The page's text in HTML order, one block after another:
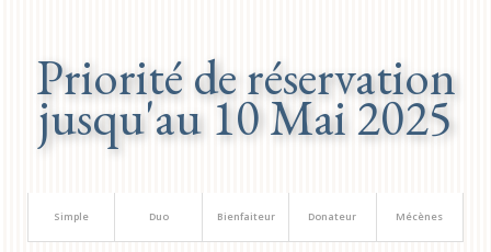
Priorité de réservation
jusqu'au 10 Mai 2025
Simple Duo Bienfaiteur Donateur Mécènes